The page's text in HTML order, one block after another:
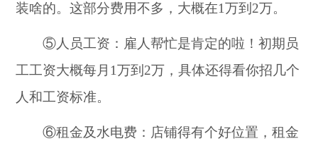
装啥的。这部分费用不多，大概在1万到2万。
⑤人员工资：雇人帮忙是肯定的啦！初期员
工工资大概每月1万到2万，具体还得看你招几个
人和工资标准。
⑥租金及水电费：店铺得有个好位置，租金